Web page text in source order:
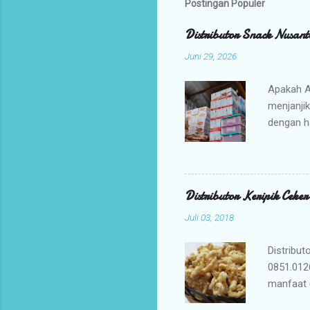
Postingan Populer
Distributor Snack
Juni 29, 2026
Apakah
dengan
jajanan
kami
Distributor Keripik
Juli 03, 2018
manfaat